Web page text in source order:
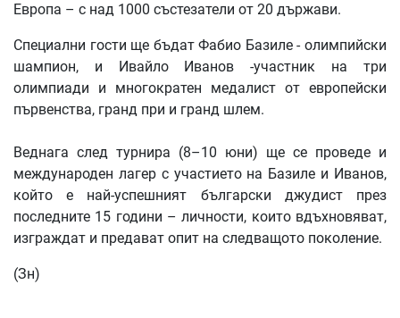
Европа – с над 1000 състезатели от 20 държави.
Специални гости ще бъдат Фабио Базиле - олимпийски
шампион, и Ивайло Иванов -участник на три
олимпиади и многократен медалист от европейски
първенства, гранд при и гранд шлем.
Веднага след турнира (8–10 юни) ще се проведе и
международен лагер с участието на Базиле и Иванов,
който е най-успешният български джудист през
последните 15 години – личности, които вдъхновяват,
изграждат и предават опит на следващото поколение.
(Зн)